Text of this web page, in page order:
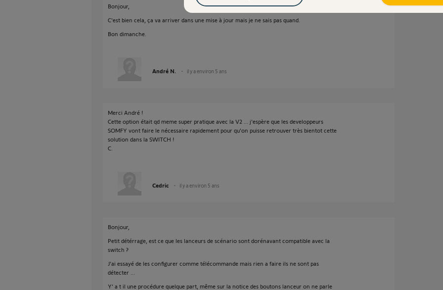
Bonjour,
C'est bien cela, ça va arriver dans une mise à jour mais je ne sais pas quand.
Bon dimanche.
André N. il y a environ 5 ans
Merci André !
Cette option était qd meme super pratique avec la V2 ... j'espère que les developpeurs
SOMFY vont faire le nécessaire rapidement pour qu'on puisse retrouver très bientot cette
solution dans la SWITCH !
C.
Cedric il y a environ 5 ans
Bonjour,
Petit détérrage, est ce que les lanceurs de scénario sont dorénavant compatible avec la
switch ?
J'ai essayé de les configurer comme télécommande mais rien a faire ils ne sont pas
détecter ...
Y' a t il une procédure quelque part, même sur la notice des boutons lanceur on ne parle